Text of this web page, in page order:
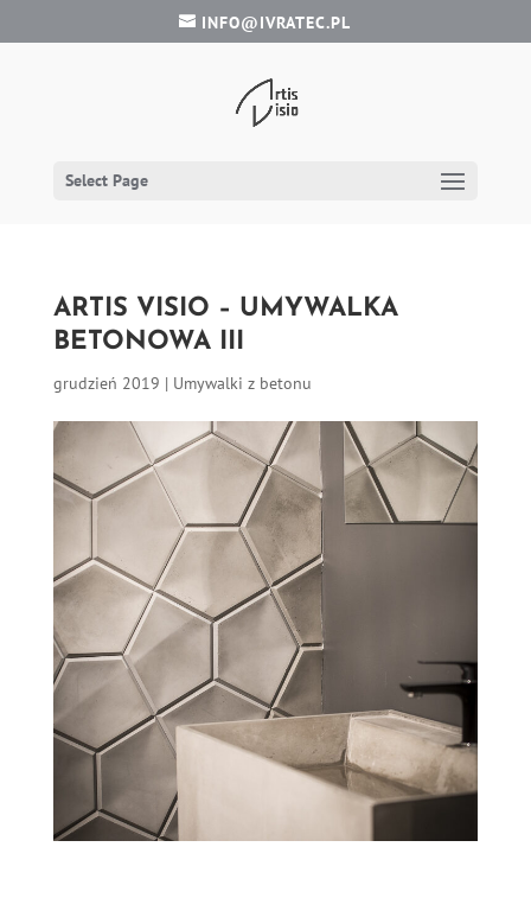
INFO@IVRATEC.PL
Select Page
ARTIS VISIO – UMYWALKA
BETONOWA III
grudzień 2019 | Umywalki z betonu